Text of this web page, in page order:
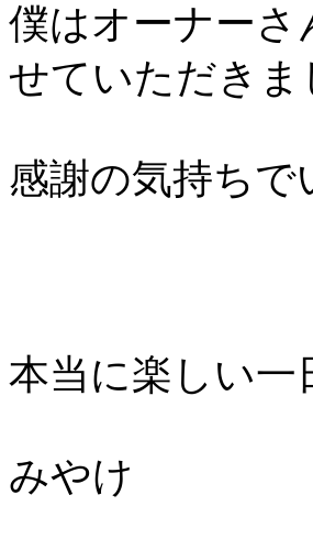
僕はオーナーさ
せていただきま
感謝の気持ち
本当に楽しい一
みやけ